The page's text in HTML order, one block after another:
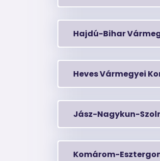
Hajdú-Bihar
Heves Vármegyei
Jász-Nagykun-
Komárom-